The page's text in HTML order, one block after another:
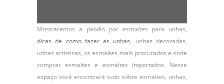
Mostraremos a paixão por esmaltes para unhas,
dicas de como fazer as unhas, unhas decoradas,
unhas artísticas, osesmaltes mais procurados e onde
comprar esmaltes e esmaltes importados. Nesse
espaço você encontrará tudo sobre esmaltes, unhas,